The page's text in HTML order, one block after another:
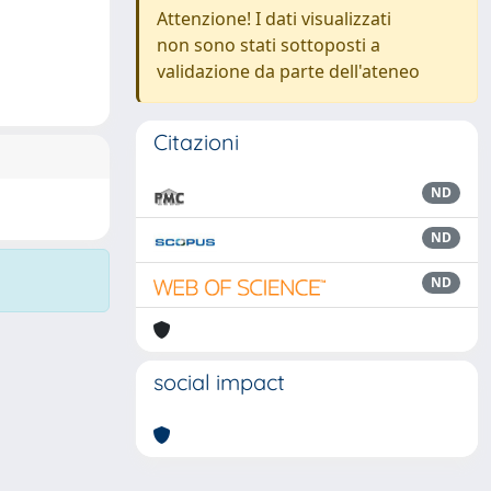
Attenzione! I dati visualizzati
non sono stati sottoposti a
validazione da parte dell'ateneo
Citazioni
ND
ND
ND
social impact